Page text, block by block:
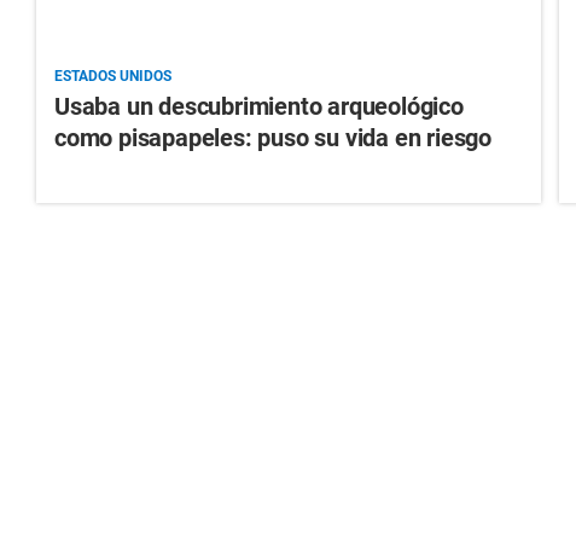
ESTADOS UNIDOS
Usaba un descubrimiento arqueológico
como pisapapeles: puso su vida en riesgo